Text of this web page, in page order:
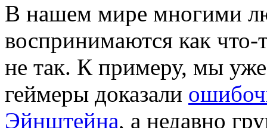
В нашем мире многими
воспринимаются как что-
не так. К примеру, мы
геймеры доказали
Эйнштейна, а недавно